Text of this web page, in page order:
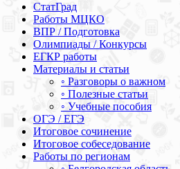
СтатГрад
Работы МЦКО
ВПР / Подготовка
Олимпиады / Конкурсы
ЕГКР работы
Материалы и статьи
◦ Разговоры о важном
◦ Полезные статьи
◦ Учебные пособия
ОГЭ / ЕГЭ
Итоговое сочинение
Итоговое собеседование
Работы по регионам